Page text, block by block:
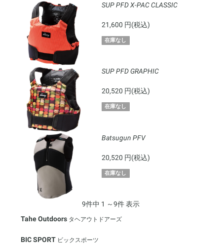
SUP PFD X-PAC CLASSIC
21,600 円(税込)
在庫なし
SUP PFD GRAPHIC
20,520 円(税込)
在庫なし
Batsugun PFV
20,520 円(税込)
在庫なし
9件中 1 ～9件 表示
Tahe Outdoors タヘアウトドアーズ
BIC SPORT ビックスポーツ